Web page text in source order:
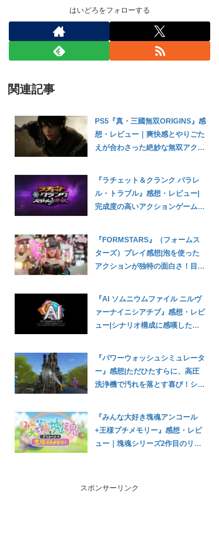
はいどろをフォローする
関連記事
PS5『真・三國無双ORIGINS』感
想・レビュー｜爽快感とやりごた
えが合わさった絶妙な無双アクシ
『ラチェット＆クランク パラレ
ル・トラブル』感想・レビュー|
完成度の高いアクションゲーム！
『FORMSTARS』（フォームス
ターズ）プレイ感想|泡を使った
アクションが独特の面白さ！目ま
『AI ソムニウムファイル ニルヴ
ァーナイニシアチブ』感想・レビ
ュー|シナリオ構成に感嘆した良
『パワーウォッシュシミュレータ
ー』感想|ただひたすらに、高圧
洗浄機で汚れを落とす喜び！シン
洗われる！？
『みんな大好き塊魂アンコール
+王様プチメモリー』感想・レビ
ュー｜塊魂シリーズ2作目のリマ
スポンサーリンク